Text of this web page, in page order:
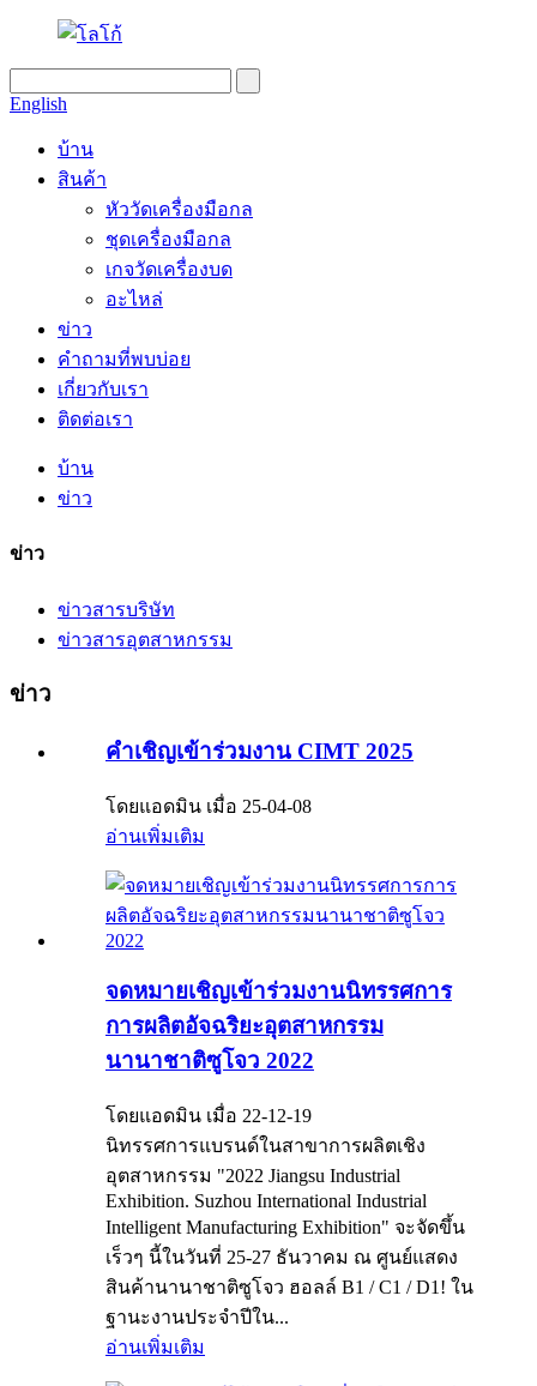
English
บ้าน
สินค้า
หัววัดเครื่องมือกล
ชุดเครื่องมือกล
เกจวัดเครื่องบด
อะไหล่
ข่าว
คำถามที่พบบ่อย
เกี่ยวกับเรา
ติดต่อเรา
บ้าน
ข่าว
ข่าว
ข่าวสารบริษัท
ข่าวสารอุตสาหกรรม
ข่าว
คำเชิญเข้าร่วมงาน CIMT 2025
โดยแอดมิน เมื่อ 25-04-08
อ่านเพิ่มเติม
จดหมายเชิญเข้าร่วมงานนิทรรศการ
การผลิตอัจฉริยะอุตสาหกรรม
นานาชาติซูโจว 2022
โดยแอดมิน เมื่อ 22-12-19
นิทรรศการแบรนด์ในสาขาการผลิตเชิง
อุตสาหกรรม "2022 Jiangsu Industrial
Exhibition. Suzhou International Industrial
Intelligent Manufacturing Exhibition" จะจัดขึ้น
เร็วๆ นี้ในวันที่ 25-27 ธันวาคม ณ ศูนย์แสดง
สินค้านานาชาติซูโจว ฮอลล์ B1 / C1 / D1! ใน
ฐานะงานประจำปีใน...
อ่านเพิ่มเติม